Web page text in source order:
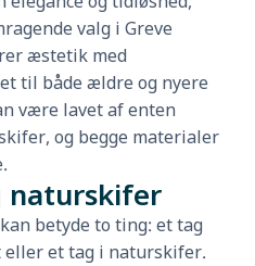
valg i Greve
æstetik med
til både ældre og nyere
være lavet af enten
og begge materialer
naturskifer
betyde to ting: et tag
et tag i naturskifer.